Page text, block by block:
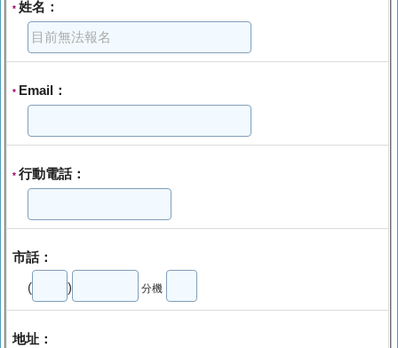
* 姓名：
* Email：
* 行動電話：
市話：
( ) 分機
地址：